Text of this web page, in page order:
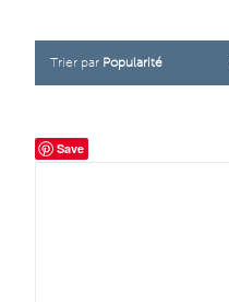
Trier par Popularité
Save